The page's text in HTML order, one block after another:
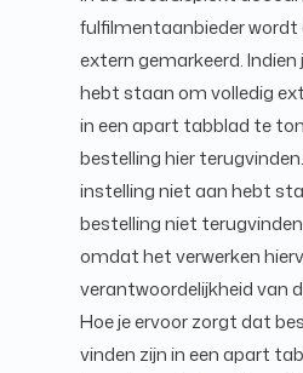
fulfilmentaanbieder wordt
extern gemarkeerd. Indien
hebt staan om volledig
in een apart tabblad te
bestelling hier
instelling niet aan hebt
bestelling niet
omdat het verwerken
verantwoordelijkheid van
Hoe je ervoor zorgt dat
vinden zijn in een apart